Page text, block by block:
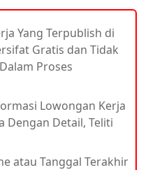
Yang Terpublish di
Gratis dan Tidak
Proses
Lowongan Kerja
Dengan Detail, Teliti
atau Tanggal Terakhir